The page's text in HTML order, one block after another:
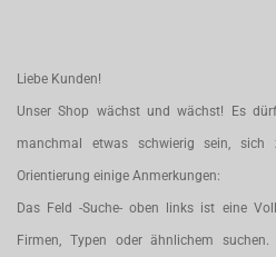
Liebe Kunden!
Unser Shop wächst und wächst! Es
manchmal etwas schwierig sein,
Orientierung einige Anmerkungen:
Das Feld -Suche- oben links ist eine
Firmen, Typen oder ähnlichem